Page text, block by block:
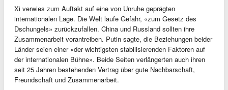
Xi verwies zum Auftakt auf eine von Unruhe geprägten
internationalen Lage. Die Welt laufe Gefahr, «zum Gesetz des
Dschungels» zurückzufallen. China und Russland sollten ihre
Zusammenarbeit vorantreiben. Putin sagte, die Beziehungen beider
Länder seien einer «der wichtigsten stabilisierenden Faktoren auf
der internationalen Bühne». Beide Seiten verlängerten auch ihren
seit 25 Jahren bestehenden Vertrag über gute Nachbarschaft,
Freundschaft und Zusammenarbeit.